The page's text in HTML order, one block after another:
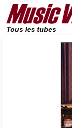
Tous les tubes